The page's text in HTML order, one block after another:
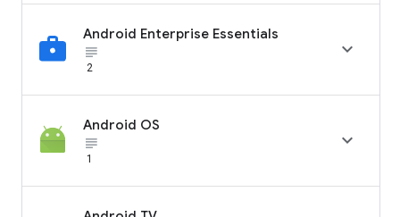
Android Enterprise Essentials
subject_black
2

Android OS
subject_black
1
